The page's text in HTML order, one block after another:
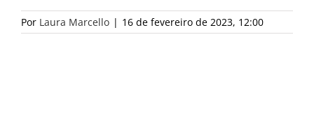
Por Laura Marcello | 16 de fevereiro de 2023, 12:00